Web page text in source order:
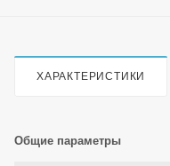
ХАРАКТЕРИСТИКИ
Общие параметры